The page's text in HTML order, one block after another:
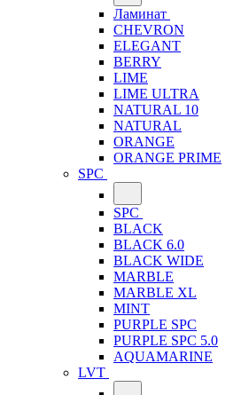
Ламинат
CHEVRON
ELEGANT
BERRY
LIME
LIME ULTRA
NATURAL 10
NATURAL
ORANGE
ORANGE PRIME
SPC
SPC
BLACK
BLACK 6.0
BLACK WIDE
MARBLE
MARBLE XL
MINT
PURPLE SPC
PURPLE SPC 5.0
AQUAMARINE
LVT